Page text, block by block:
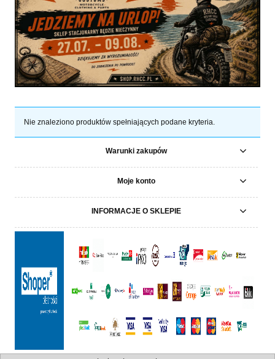
Nie znaleziono produktów spełniających podane kryteria.
Warunki zakupów
Moje konto
INFORMACJE O SKLEPIE